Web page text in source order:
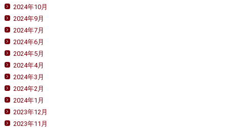
2024年10月
2024年9月
2024年7月
2024年6月
2024年5月
2024年4月
2024年3月
2024年2月
2024年1月
2023年12月
2023年11月